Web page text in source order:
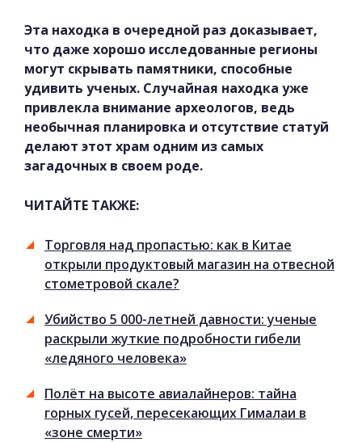
Эта находка в очередной раз доказывает,
что даже хорошо исследованные регионы
могут скрывать памятники, способные
удивить ученых. Случайная находка уже
привлекла внимание археологов, ведь
необычная планировка и отсутствие статуй
делают этот храм одним из самых
загадочных в своем роде.
ЧИТАЙТЕ ТАКЖЕ:
Торговля над пропастью: как в Китае
открыли продуктовый магазин на отвесной
стометровой скале?
Убийство 5 000-летней давности: ученые
раскрыли жуткие подробности гибели
«ледяного человека»
Полёт на высоте авиалайнеров: тайна
горных гусей, пересекающих Гималаи в
«зоне смерти»